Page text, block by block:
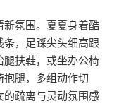
氛围。夏夏身着酷
，足踩尖头细高跟
扶鞋，或坐办公椅
腿，多组动作切
疏离与灵动氛围感